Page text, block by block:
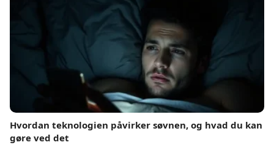
Hvordan teknologien påvirker søvnen, og hvad du kan
gøre ved det